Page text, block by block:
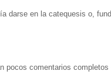
darse en la catequesis o,
pocos comentarios